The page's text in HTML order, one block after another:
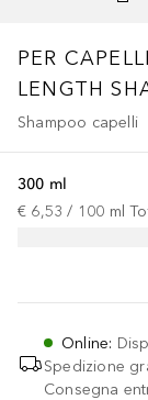
PER
LENGTH
Shampoo capelli
300 ml
€ 6,53 / 100 ml
Online:
Spedizione
Consegna